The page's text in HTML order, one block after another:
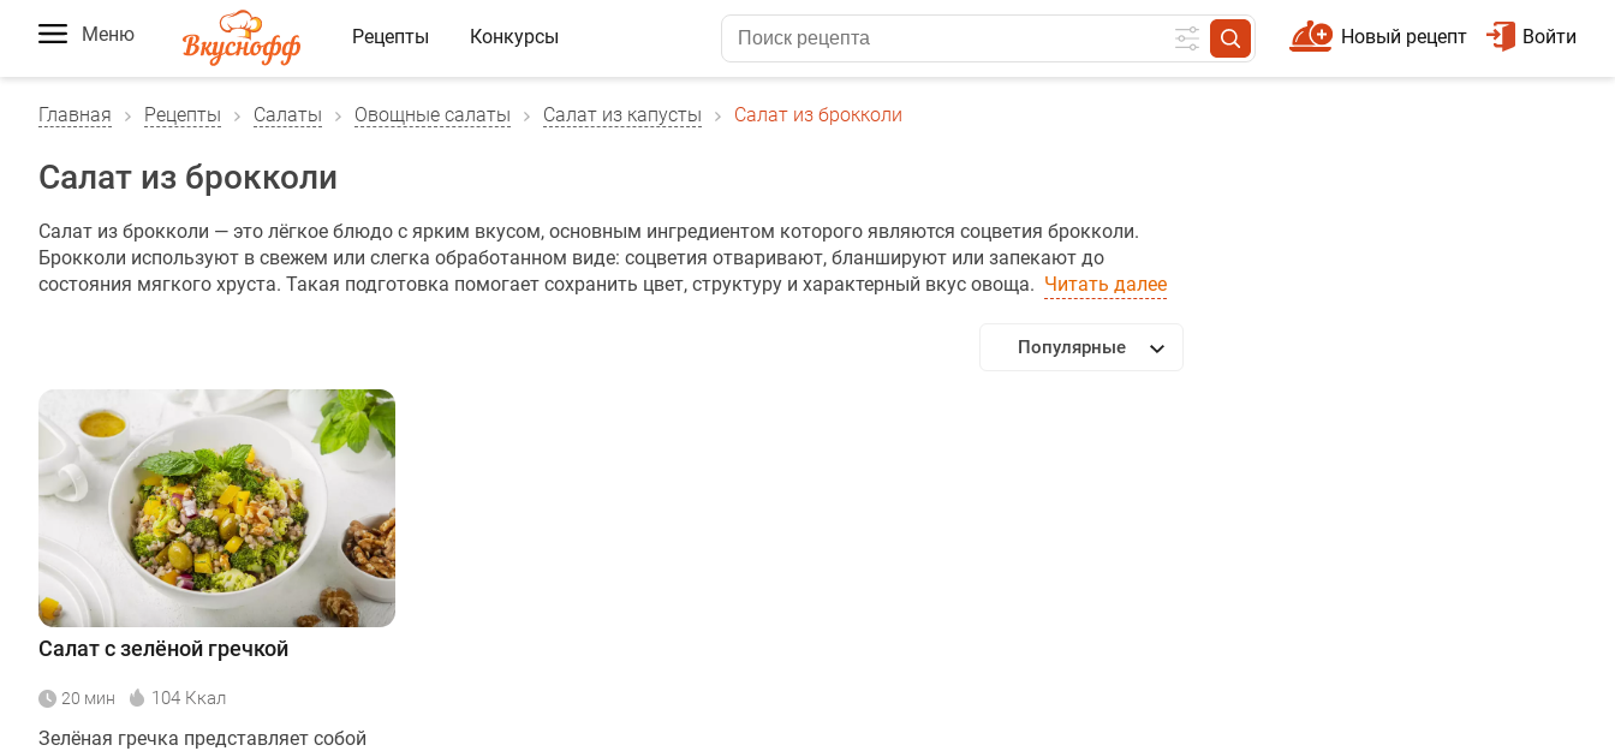
Меню Рецепты Конкурсы Войти
Новый рецепт
Главная Рецепты Салаты Овощные салаты Салат из капусты Салат из брокколи
Салат из брокколи
Салат из брокколи — это лёгкое блюдо с ярким вкусом, основным ингредиентом которого являются соцветия брокколи.
Брокколи используют в свежем или слегка обработанном виде: соцветия отваривают, бланшируют или запекают до
состояния мягкого хруста. Такая подготовка помогает сохранить цвет, структуру и характерный вкус овоща. Читать далее
Популярные
Салат с зелёной гречкой
20 мин 104 Ккал
Зелёная гречка представляет собой